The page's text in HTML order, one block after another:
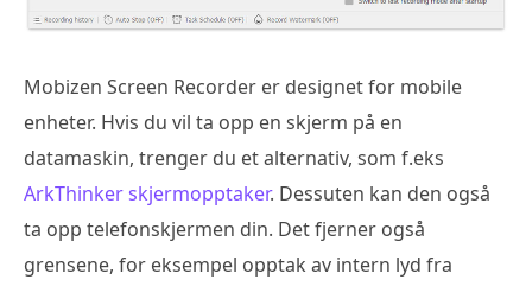
Mobizen Screen Recorder er designet for mobile
enheter. Hvis du vil ta opp en skjerm på en
datamaskin, trenger du et alternativ, som f.eks
ArkThinker skjermopptaker. Dessuten kan den også
ta opp telefonskjermen din. Det fjerner også
grensene, for eksempel opptak av intern lyd fra